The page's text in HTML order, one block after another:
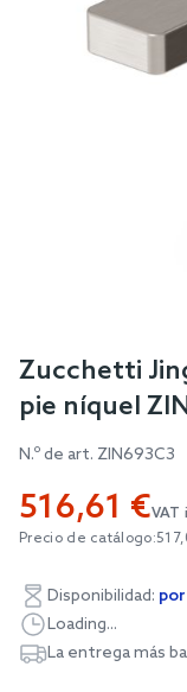
Skip
to
the
beginning
the
images
Zucchetti
pie níquel
N.º de art. ZIN693C3
516,61 €VAT
Precio de catálogo:
Disponibilidad:
Loading...
La entrega más